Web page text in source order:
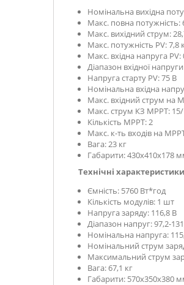
Номінальна вихідна
Макс. повна потужність:
Макс. вихідний струм:
Макс. потужність PV: 7,8
Макс. вхідна напруга PV:
Діапазон вхідної
Напруга старту PV: 75 В
Номінальна вхідна
Макс. вхідний струм на
Макс. струм КЗ МРРТ:
Кількість МРРТ: 2
Макс. к-ть входів на
Вага: 23 кг
Габарити: 430х410x178
Технічні
Ємність: 5760 Вт*год
Кількість модулів: 1 шт
Напруга заряду: 116,8 В
Діапазон напруг: 97,2-
Номінальна напруга:
Номінальний струм
Максимальний струм
Вага: 67,1 кг
Габарити: 570х350х380